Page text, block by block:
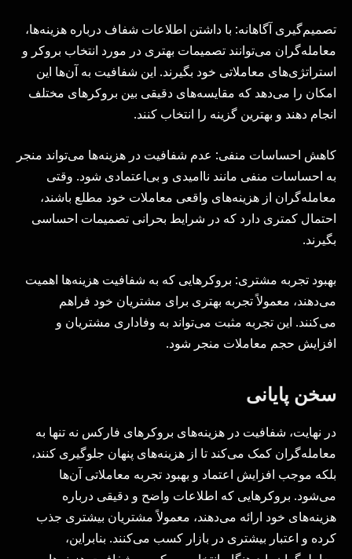
تصمیم‌گیری آگاهانه: با داشتن اطلاعات شفاف درباره هزینه‌ها،
معامله‌گران می‌توانند تصمیمات بهتری در مورد انتخاب بروکر و
استراتژی‌های معاملاتی خود بگیرند. این شفافیت به آن‌ها این
امکان را می‌دهد که مقایسه‌های دقیقی بین بروکرهای مختلف
انجام دهند و بهترین گزینه را انتخاب کنند.
کاهش احساسات منفی: عدم شفافیت در هزینه‌ها می‌تواند منجر
به احساسات منفی مانند ناامیدی و بی‌اعتمادی شود. وقتی
معامله‌گران از هزینه‌های واقعی معاملات خود مطلع باشند،
احتمال کمتری دارد که در شرایط بحرانی تصمیمات احساسی
بگیرند.
بهبود تجربه مشتری: بروکرهایی که به شفافیت هزینه‌ها اهمیت
می‌دهند، معمولاً تجربه بهتری برای مشتریان خود فراهم
می‌کنند. این تجربه مثبت می‌تواند به وفاداری مشتریان و
افزایش حجم معاملات منجر شود.
سخن پایانی
در نهایت، شفافیت در هزینه‌های بروکرهای فارکس نه تنها به
معامله‌گران کمک می‌کند تا از هزینه‌های پنهان جلوگیری کنند،
بلکه موجب افزایش اعتماد و بهبود تجربه معاملاتی آن‌ها
می‌شود. بروکرهایی که اطلاعات واضح و دقیقی درباره
هزینه‌های خود ارائه می‌دهند، معمولاً مشتریان بیشتری جذب
کرده و اعتبار بیشتری در بازار کسب می‌کنند. بنابراین،